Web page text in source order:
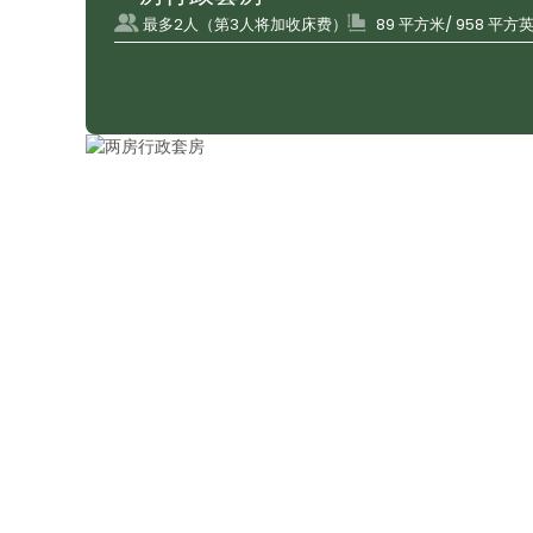
最多2人（第3人将加收床费） 89 平方米/ 958 平方